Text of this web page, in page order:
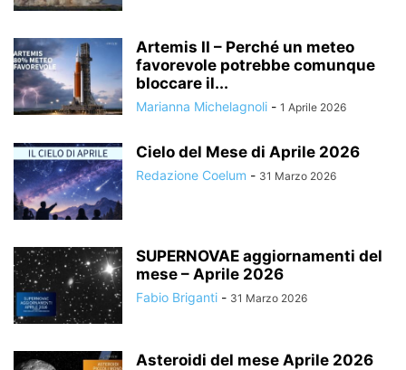
Artemis II – Perché un meteo
favorevole potrebbe comunque
bloccare il...
Marianna Michelagnoli - 1 Aprile 2026
Cielo del Mese di Aprile 2026
Redazione Coelum - 31 Marzo 2026
SUPERNOVAE aggiornamenti del
mese – Aprile 2026
Fabio Briganti - 31 Marzo 2026
Asteroidi del mese Aprile 2026